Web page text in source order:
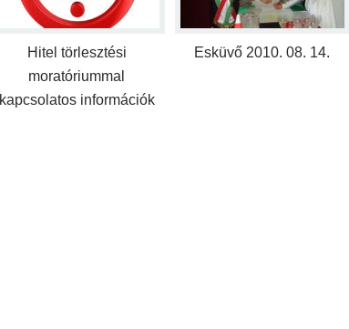
Hitel törlesztési
moratóriummal
kapcsolatos információk
Esküvő 2010. 08. 14.